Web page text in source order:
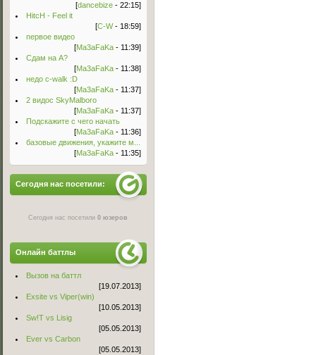
[dancebize - 22:15]
HitcH - Feel it
[C-W- 18:59]
первое видео
[Ma3aFaKa - 11:39]
Сдам на А?
[Ma3aFaKa - 11:38]
недо c-walk :D
[Ma3aFaKa - 11:37]
2 видос SkyMalboro
[Ma3aFaKa - 11:37]
Подскажите с чего начать
[Ma3aFaKa - 11:36]
базовые движения, укажите м...
[Ma3aFaKa - 11:35]
Сегодня нас посетили:
Сегодня нас посетили0 юзеров
Онлайн баттлы
Вызов на баттл
[19.07.2013]
Exsite vs Viper(win)
[10.05.2013]
Sw!T vs Lisig
[05.05.2013]
Ever vs Carbon
[05.05.2013]